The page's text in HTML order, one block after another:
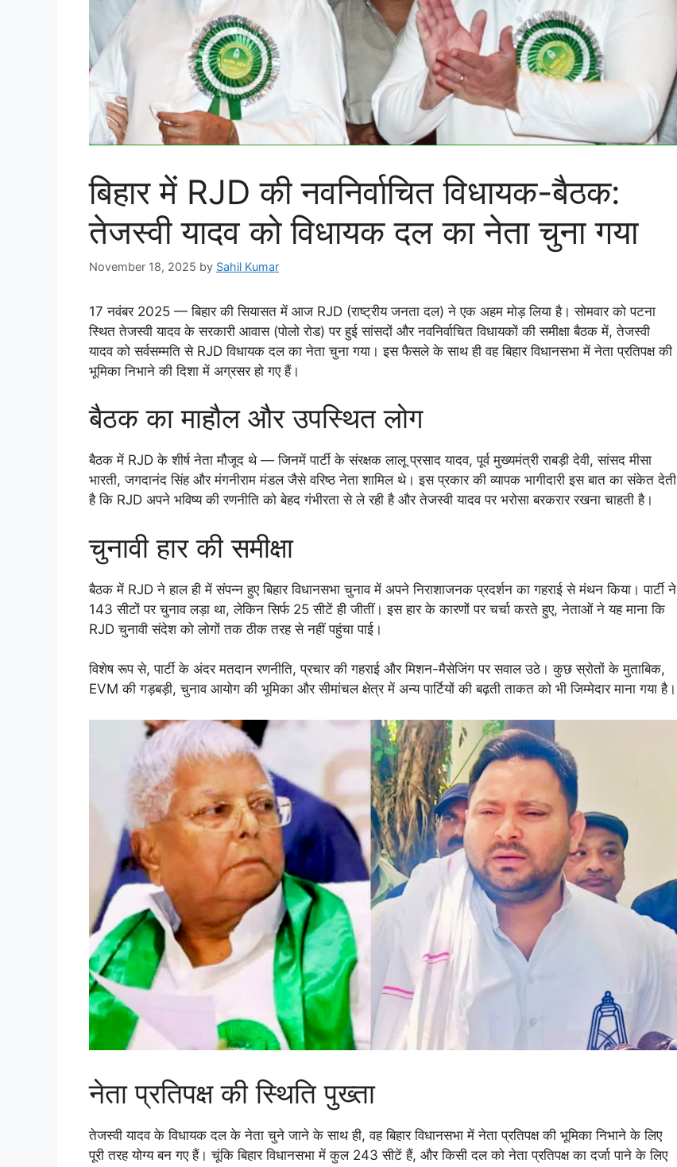
बिहार में RJD की नवनिर्वाचित विधायक-बैठक:
तेजस्वी यादव को विधायक दल का नेता चुना गया
November 18, 2025 by Sahil Kumar
17 नवंबर 2025 — बिहार की सियासत में आज RJD (राष्ट्रीय जनता दल) ने एक अहम मोड़ लिया है। सोमवार को पटना
स्थित तेजस्वी यादव के सरकारी आवास (पोलो रोड) पर हुई सांसदों और नवनिर्वाचित विधायकों की समीक्षा बैठक में, तेजस्वी
यादव को सर्वसम्मति से RJD विधायक दल का नेता चुना गया। इस फैसले के साथ ही वह बिहार विधानसभा में नेता प्रतिपक्ष की
भूमिका निभाने की दिशा में अग्रसर हो गए हैं।
बैठक का माहौल और उपस्थित लोग
बैठक में RJD के शीर्ष नेता मौजूद थे — जिनमें पार्टी के संरक्षक लालू प्रसाद यादव, पूर्व मुख्यमंत्री राबड़ी देवी, सांसद मीसा
भारती, जगदानंद सिंह और मंगनीराम मंडल जैसे वरिष्ठ नेता शामिल थे। इस प्रकार की व्यापक भागीदारी इस बात का संकेत देती
है कि RJD अपने भविष्य की रणनीति को बेहद गंभीरता से ले रही है और तेजस्वी यादव पर भरोसा बरकरार रखना चाहती है।
चुनावी हार की समीक्षा
बैठक में RJD ने हाल ही में संपन्न हुए बिहार विधानसभा चुनाव में अपने निराशाजनक प्रदर्शन का गहराई से मंथन किया। पार्टी ने
143 सीटों पर चुनाव लड़ा था, लेकिन सिर्फ 25 सीटें ही जीतीं। इस हार के कारणों पर चर्चा करते हुए, नेताओं ने यह माना कि
RJD चुनावी संदेश को लोगों तक ठीक तरह से नहीं पहुंचा पाई।
विशेष रूप से, पार्टी के अंदर मतदान रणनीति, प्रचार की गहराई और मिशन-मैसेजिंग पर सवाल उठे। कुछ स्रोतों के मुताबिक,
EVM की गड़बड़ी, चुनाव आयोग की भूमिका और सीमांचल क्षेत्र में अन्य पार्टियों की बढ़ती ताकत को भी जिम्मेदार माना गया है।
नेता प्रतिपक्ष की स्थिति पुख्ता
तेजस्वी यादव के विधायक दल के नेता चुने जाने के साथ ही, वह बिहार विधानसभा में नेता प्रतिपक्ष की भूमिका निभाने के लिए
पूरी तरह योग्य बन गए हैं। चूंकि बिहार विधानसभा में कुल 243 सीटें हैं, और किसी दल को नेता प्रतिपक्ष का दर्जा पाने के लिए